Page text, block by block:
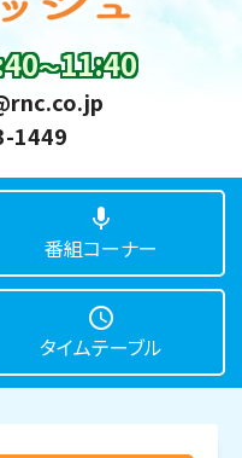
～11:40
1449
mic
番組コーナー
schedule
タイムテーブル